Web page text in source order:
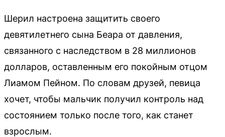
Шерил настроена защитить своего
девятилетнего сына Беара от давления,
связанного с наследством в 28 миллионов
долларов, оставленным его покойным отцом
Лиамом Пейном. По словам друзей, певица
хочет, чтобы мальчик получил контроль над
состоянием только после того, как станет
взрослым.